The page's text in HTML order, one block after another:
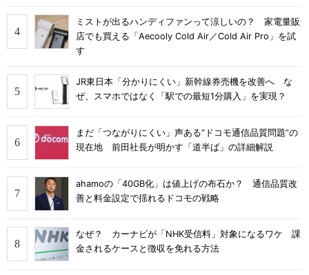
ミストが出るハンディファンって涼しいの？ 家電量販
店でも買える「Aecooly Cold Air／Cold Air Pro」を試
す
JR東日本「分かりにくい」新幹線券売機を改善へ な
ぜ、スマホではなく「駅での最短1分購入」を実現？
まだ「つながりにくい」声ある“ドコモ通信品質問題”の
現在地 前田社長が明かす「道半ば」の詳細解説
ahamoの「40GB化」は値上げの布石か？ 通信品質改
善と料金設定で揺れるドコモの戦略
なぜ？ カーナビが「NHK受信料」対象になるワケ 課
金されるケースと徴収を免れる方法